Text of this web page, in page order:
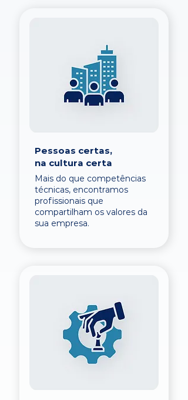
Pessoas certas,
na cultura certa
Mais do que competências
técnicas, encontramos
profissionais que
compartilham os valores da
sua empresa.